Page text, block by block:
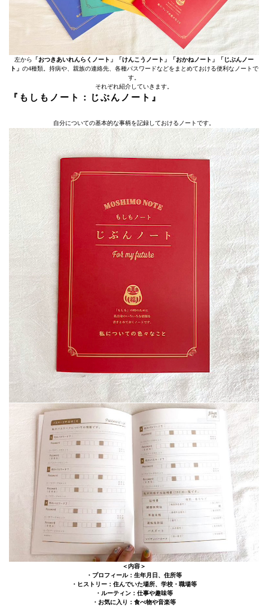
左から 「おつきあいれんらくノート」「けんこうノート」「おかねノート」「じぶんノー
ト」 の4種類。持病や、親族の連絡先、各種パスワードなどをまとめておける便利なノートで
す。
それぞれ紹介していきます。
『もしもノート：じぶんノート』
自分についての基本的な事柄を記録しておけるノートです。
＜内容＞
・プロフィール：生年月日、住所等
・ヒストリー：住んでいた場所、学校・職場等
・ルーティン：仕事や趣味等
・お気に入り：食べ物や音楽等